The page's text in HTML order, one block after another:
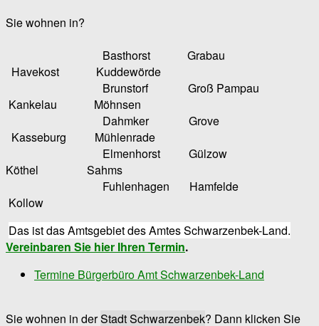
Sie wohnen in?
Basthorst Grabau
Havekost Kuddewörde
Brunstorf Groß Pampau
Kankelau Möhnsen
Dahmker Grove
Kasseburg Mühlenrade
Elmenhorst Gülzow
Köthel Sahms
Fuhlenhagen Hamfelde
Kollow
Das ist das Amtsgebiet des Amtes Schwarzenbek-Land.
Vereinbaren Sie hier Ihren Termin.
Termine Bürgerbüro Amt Schwarzenbek-Land
Sie wohnen in derStadt Schwarzenbek? Dann klicken Sie